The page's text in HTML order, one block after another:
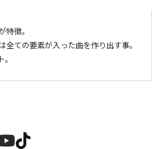
特徴。
ての要素が入った曲を作り出す事。